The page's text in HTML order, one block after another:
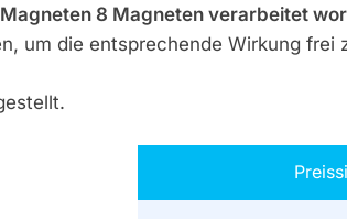
8 Magneten verarbeitet
um die entsprechende Wirkung frei